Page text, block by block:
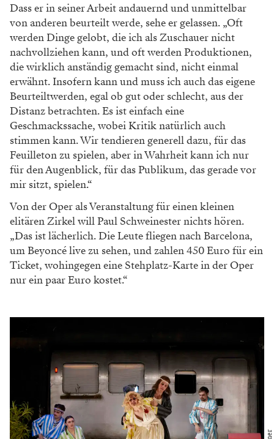
Dass er in seiner Arbeit andauernd und unmittelbar
von anderen beurteilt werde, sehe er gelassen. „Oft
werden Dinge gelobt, die ich als Zuschauer nicht
nachvollziehen kann, und oft werden Produktionen,
die wirklich anständig gemacht sind, nicht einmal
erwähnt. Insofern kann und muss ich auch das eigene
Beurteiltwerden, egal ob gut oder schlecht, aus der
Distanz betrachten. Es ist einfach eine
Geschmackssache, wobei Kritik natürlich auch
stimmen kann. Wir tendieren generell dazu, für das
Feuilleton zu spielen, aber in Wahrheit kann ich nur
für den Augenblick, für das Publikum, das gerade vor
mir sitzt, spielen.“
Von der Oper als Veranstaltung für einen kleinen
elitären Zirkel will Paul Schweinester nichts hören.
„Das ist lächerlich. Die Leute fliegen nach Barcelona,
um Beyoncé live zu sehen, und zahlen 450 Euro für ein
Ticket, wohingegen eine Stehplatz-Karte in der Oper
nur ein paar Euro kostet.“